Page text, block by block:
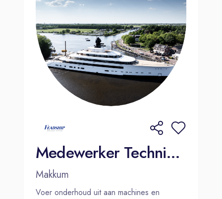
Medewerker Technische Dienst | Makkum
Makkum
Voer onderhoud uit aan machines en